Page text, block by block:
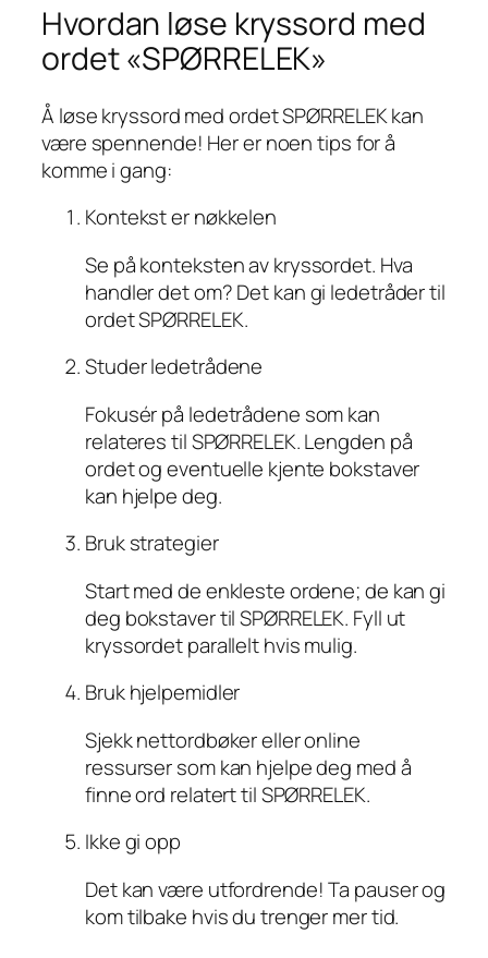
Hvordan løse kryssord med
ordet «SPØRRELEK»
Å løse kryssord med ordet SPØRRELEK kan
være spennende! Her er noen tips for å
komme i gang:
Kontekst er nøkkelen
Se på konteksten av kryssordet. Hva
handler det om? Det kan gi ledetråder til
ordet SPØRRELEK.
Studer ledetrådene
Fokusér på ledetrådene som kan
relateres til SPØRRELEK. Lengden på
ordet og eventuelle kjente bokstaver
kan hjelpe deg.
Bruk strategier
Start med de enkleste ordene; de kan gi
deg bokstaver til SPØRRELEK. Fyll ut
kryssordet parallelt hvis mulig.
Bruk hjelpemidler
Sjekk nettordbøker eller online
ressurser som kan hjelpe deg med å
finne ord relatert til SPØRRELEK.
Ikke gi opp
Det kan være utfordrende! Ta pauser og
kom tilbake hvis du trenger mer tid.